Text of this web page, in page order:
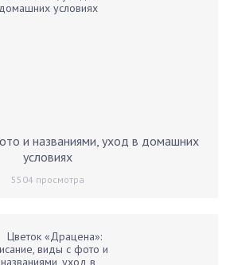
и названиями, уход в домашних
условиях
5504 просмотра